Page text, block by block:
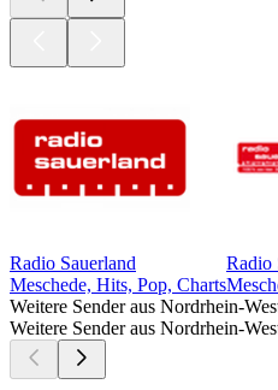
Radio Sauerland
Meschede, Hits, Pop, Charts
Radio
Weitere Sender aus Nordrhein-
Weitere Sender aus Nordrhein-